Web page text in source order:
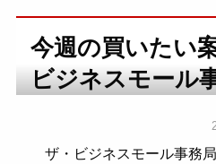
今週の買いたい
ビジネスモール
ザ・ビジネスモール事務